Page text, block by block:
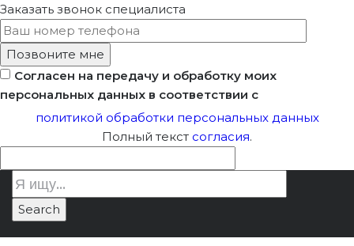
Заказать звонок специалиста
Согласен на передачу и обработку моих
персональных данных в соответствии с
политикой обработки персональных данных
Полный текст согласия.